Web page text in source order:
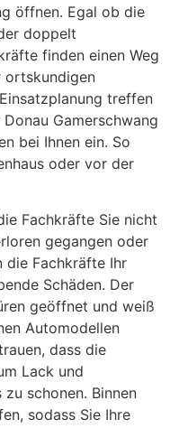
öffnen. Egal ob die
doppelt
finden einen Weg
ortskundigen
treffen
Gamerschwang
bei Ihnen ein. So
oder vor der
Fachkräfte Sie nicht
gegangen oder
die Fachkräfte Ihr
Schäden. Der
geöffnet und weiß
Automodellen
dass die
Lack und
schonen. Binnen
sodass Sie Ihre